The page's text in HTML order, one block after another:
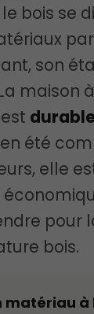
le bois se
son
maison à
été
elle
pour
bois.
matériau à